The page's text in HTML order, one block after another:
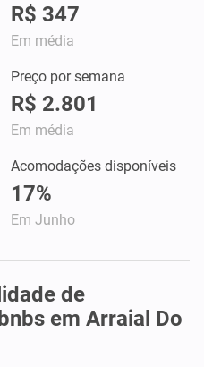
R$ 347
Em média
Preço por semana
R$ 2.801
Em média
Acomodações disponíveis
17%
Em Junho
de
em Arraial Do